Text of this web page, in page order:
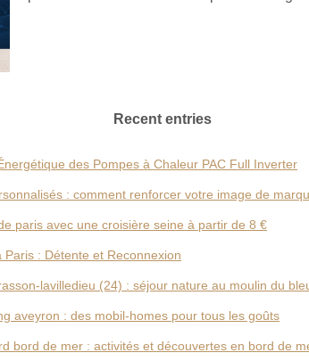
Recent entries
des Pompes à Chaleur PAC Full Inverter
: comment renforcer votre image de
paris avec une croisière seine à partir de 8 €
Paris : Détente et Reconnexion
lavilledieu (24) : séjour nature au moulin du
aveyron : des mobil-homes pour tous les goûts
bord de mer : activités et découvertes en bord de